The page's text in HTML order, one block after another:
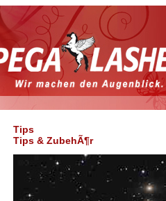
Tips
Tips & ZubehÃ¶r